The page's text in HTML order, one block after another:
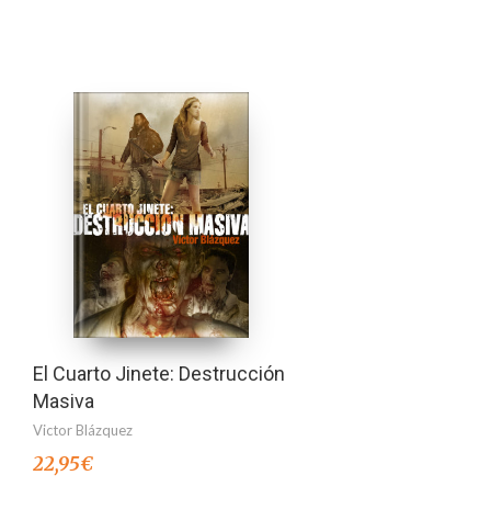
El Cuarto Jinete: Destrucción
Masiva
Victor Blázquez
22,95€